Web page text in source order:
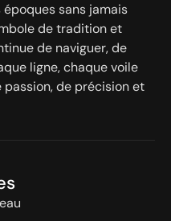
sans jamais
de tradition et
de naviguer, de
ligne, chaque voile
de précision et